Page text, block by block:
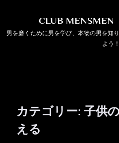
content
CLUB MENSMEN
男を磨くために男を学び、本物の男を知
よう！
カテゴリー: 子供
える